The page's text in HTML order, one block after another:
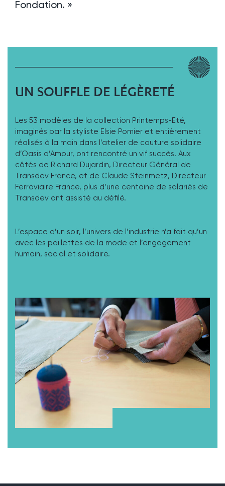
Fondation. »
UN SOUFFLE DE LÉGÈRETÉ
Les 53 modèles de la collection Printemps-Eté,
imaginés par la styliste Elsie Pomier et entièrement
réalisés à la main dans l’atelier de couture solidaire
d’Oasis d’Amour, ont rencontré un vif succès. Aux
côtés de Richard Dujardin, Directeur Général de
Transdev France, et de Claude Steinmetz, Directeur
Ferroviaire France, plus d’une centaine de salariés de
Transdev ont assisté au défilé.
L’espace d’un soir, l’univers de l’industrie n’a fait qu’un
avec les paillettes de la mode et l’engagement
humain, social et solidaire.